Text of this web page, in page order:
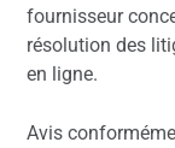
fournisseur
résolution des
en ligne.
Avis